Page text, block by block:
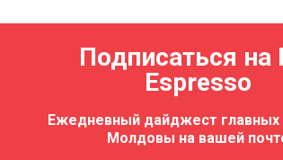
Подписаться на
Espresso
Ежедневный дайджест главных
Молдовы на вашей